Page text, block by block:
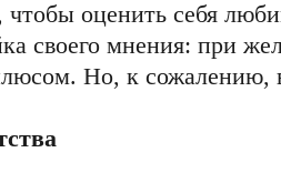
оценить себя
своего мнения: при
Но, к сожалению,